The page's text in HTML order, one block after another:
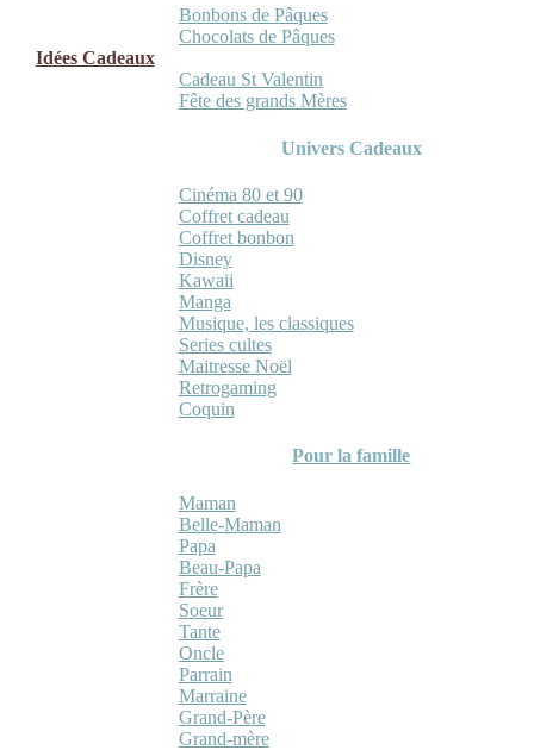
Bonbons de Pâques
Chocolats de Pâques
Idées Cadeaux
Cadeau St Valentin
Fête des grands Mères
Univers Cadeaux
Cinéma 80 et 90
Coffret cadeau
Coffret bonbon
Disney
Kawaii
Manga
Musique, les classiques
Series cultes
Maitresse Noël
Retrogaming
Coquin
Pour la famille
Maman
Belle-Maman
Papa
Beau-Papa
Frère
Soeur
Tante
Oncle
Parrain
Marraine
Grand-Père
Grand-mère